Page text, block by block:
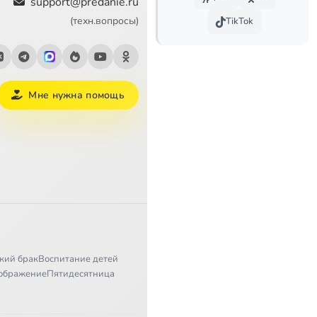
(техн.вопросы)
Мне нужна помощь
бракВоспитание детей
Пятидесятница
TikTok